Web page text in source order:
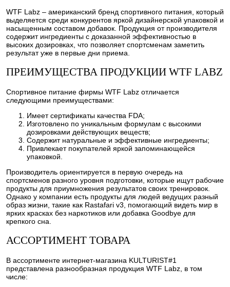
WTF Labz – американский бренд спортивного питания, который
выделяется среди конкурентов яркой дизайнерской упаковкой и
насыщенным составом добавок. Продукция от производителя
содержит ингредиенты с доказанной эффективностью в
высоких дозировках, что позволяет спортсменам заметить
результат уже в первые дни приема.
ПРЕИМУЩЕСТВА ПРОДУКЦИИ WTF LABZ
Спортивное питание фирмы WTF Labz отличается
следующими преимуществами:
Имеет сертификаты качества FDA;
Изготовлено по уникальным формулам с высокими
дозировками действующих веществ;
Содержит натуральные и эффективные ингредиенты;
Привлекает покупателей яркой запоминающейся
упаковкой.
Производитель ориентируется в первую очередь на
спортсменов разного уровня подготовки, которые ищут рабочие
продукты для приумножения результатов своих тренировок.
Однако у компании есть продукты для людей ведущих разный
образ жизни, такие как Rastafari v3, помогающий видеть мир в
ярких красках без наркотиков или добавка Goodbye для
крепкого сна.
АССОРТИМЕНТ ТОВАРА
В ассортименте интернет-магазина KULTURIST#1
представлена разнообразная продукция WTF Labz, в том
числе: